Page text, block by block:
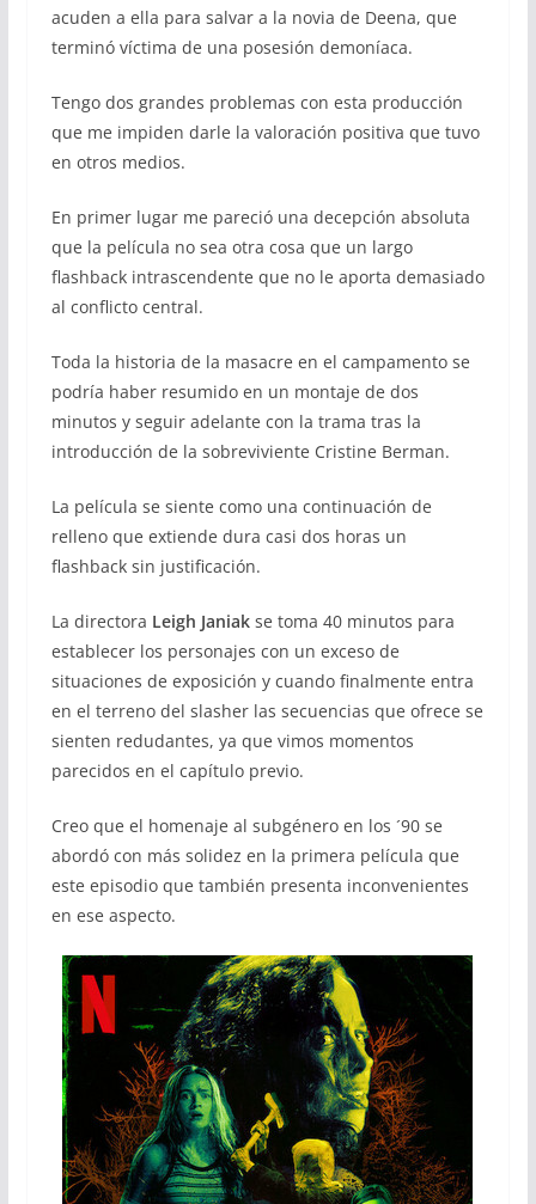
acuden a ella para salvar a la novia de Deena, que
terminó víctima de una posesión demoníaca.
Tengo dos grandes problemas con esta producción
que me impiden darle la valoración positiva que tuvo
en otros medios.
En primer lugar me pareció una decepción absoluta
que la película no sea otra cosa que un largo
flashback intrascendente que no le aporta demasiado
al conflicto central.
Toda la historia de la masacre en el campamento se
podría haber resumido en un montaje de dos
minutos y seguir adelante con la trama tras la
introducción de la sobreviviente Cristine Berman.
La película se siente como una continuación de
relleno que extiende dura casi dos horas un
flashback sin justificación.
La directora Leigh Janiakse toma 40 minutos para
establecer los personajes con un exceso de
situaciones de exposición y cuando finalmente entra
en el terreno del slasher las secuencias que ofrece se
sienten redudantes, ya que vimos momentos
parecidos en el capítulo previo.
Creo que el homenaje al subgénero en los ´90 se
abordó con más solidez en la primera película que
este episodio que también presenta inconvenientes
en ese aspecto.